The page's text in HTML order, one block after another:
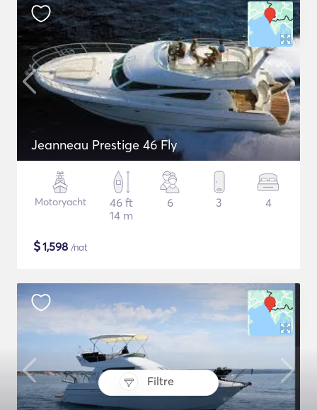
Filtre
Jeanneau Prestige 46 Fly
Motoryacht
46 ft
14 m
6 3 4
$1,598 /nat